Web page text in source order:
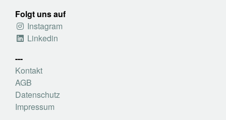
Folgt uns auf
Instagram
Linkedin
---
Kontakt
AGB
Datenschutz
Impressum